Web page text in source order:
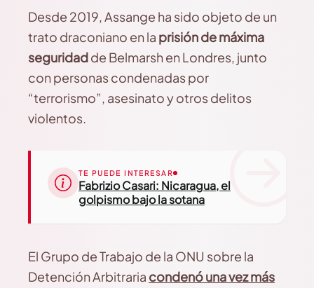
Desde 2019, Assange ha sido objeto de un
trato draconiano en la prisión de máxima
seguridadde Belmarsh en Londres, junto
con personas condenadas por
“terrorismo”, asesinato y otros delitos
violentos.
TE PUEDE INTERESAR
Fabrizio Casari: Nicaragua, el
golpismo bajo la sotana
El Grupo de Trabajo de la ONU sobre la
Detención Arbitraria condenó una vez más